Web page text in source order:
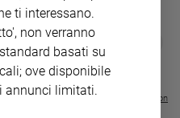
G 2026-27
8,90
- € 8,90
Visualizza tutte le collection
ti interessano.
non verranno
basati su
ove disponibile
annunci limitati.